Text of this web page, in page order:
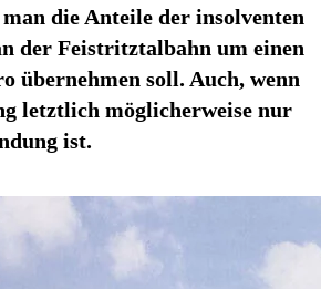
die Anteile der insolventen
der Feistritztalbahn um einen
übernehmen soll. Auch, wenn
letztlich möglicherweise nur
ist.